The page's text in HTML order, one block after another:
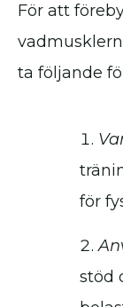
För att
ta följande
för
stöd